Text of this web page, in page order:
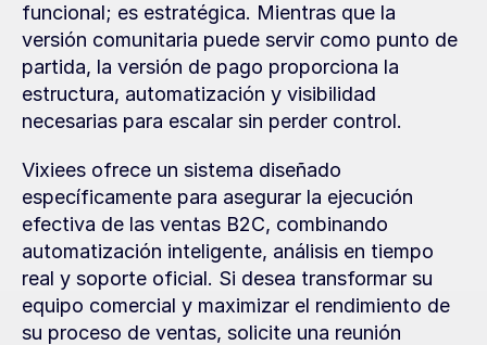
funcional; es estratégica. Mientras que la
versión comunitaria puede servir como punto de
partida, la versión de pago proporciona la
estructura, automatización y visibilidad
necesarias para escalar sin perder control.
Vixiees ofrece un sistema diseñado
específicamente para asegurar la ejecución
efectiva de las ventas B2C, combinando
automatización inteligente, análisis en tiempo
real y soporte oficial. Si desea transformar su
equipo comercial y maximizar el rendimiento de
su proceso de ventas, solicite una reunión